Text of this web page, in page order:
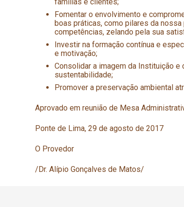
Fomentar o envolvimento e
boas práticas, como pilares da
competências, zelando pela sua
Investir na formação contínua e
e motivação;
Consolidar a imagem da Instituição
sustentabilidade;
Promover a preservação ambiental
Aprovado em reunião de Mesa
Ponte de Lima, 29 de agosto de 2017
O Provedor
/Dr. Alípio Gonçalves de Matos/